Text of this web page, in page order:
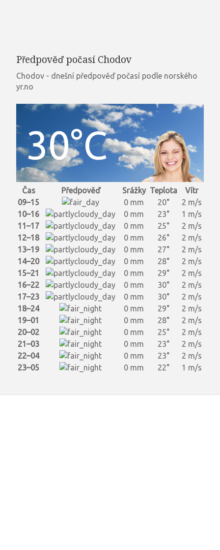
Předpověď počasí Chodov
Chodov - dnešní předpověď počasí podle norského
yr.no
30°C
Čas Předpověď Srážky Teplota
Vítr
09–15
0 mm 20°
2 m/s
10–16
0 mm 23°
1 m/s
11–17
0 mm 25°
2 m/s
12–18
0 mm 26°
2 m/s
13–19
0 mm 27°
2 m/s
14–20
0 mm 28°
2 m/s
15–21
0 mm 29°
2 m/s
16–22
0 mm 30°
2 m/s
17–23
0 mm 30°
2 m/s
18–24
0 mm 29°
2 m/s
19–01
0 mm 28°
2 m/s
20–02
0 mm 25°
2 m/s
21–03
0 mm 23°
2 m/s
22–04
0 mm 23°
2 m/s
23–05
0 mm 22° 1 m/s